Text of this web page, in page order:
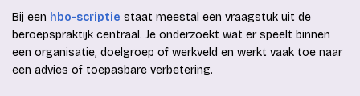
Bij een hbo-scriptie staat meestal een vraagstuk uit de
beroepspraktijk centraal. Je onderzoekt wat er speelt binnen
een organisatie, doelgroep of werkveld en werkt vaak toe naar
een advies of toepasbare verbetering.